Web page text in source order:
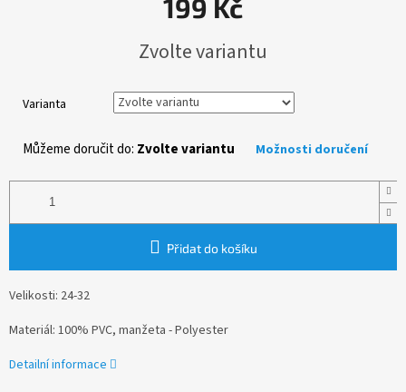
199 Kč
cena:
Zvolte variantu
Varianta
Můžeme doručit do: Zvolte variantu Možnosti doručení
Přidat do košíku
Velikosti: 24-32
Materiál: 100% PVC, manžeta - Polyester
Detailní informace